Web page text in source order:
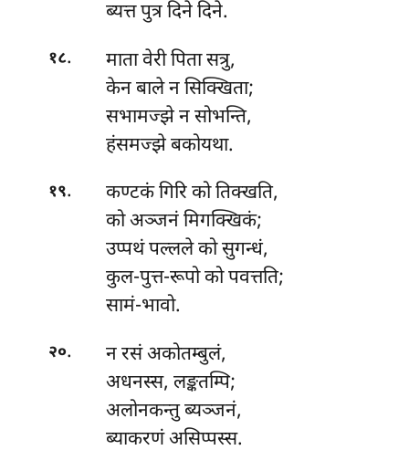
ब्यत्त पुत्र दिने दिने.
१८.
माता वेरी पिता सत्रु,
केन बाले न सिक्खिता;
सभामज्झेन सोभन्ति,
हंसमज्झे बकोयथा.
१९.
कण्टकं गिरि को तिक्खति,
को अञ्जनं मिगक्खिकं;
उप्पथं पल्लले को सुगन्धं,
कुल-पुत्त-रूपो को पवत्तति;
सामं-भावो.
२०.
न रसं अकोतम्बुलं,
अधनस्स, लङ्कतम्पि;
अलोनकन्तु ब्यञ्जनं,
ब्याकरणं असिप्पस्स.